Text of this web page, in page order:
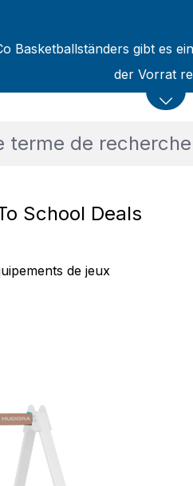
Basketballständers gibt es
der Vorrat
School Deals
de jeux